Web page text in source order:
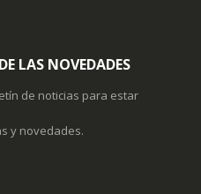
LAS NOVEDADES
de noticias para estar
y novedades.